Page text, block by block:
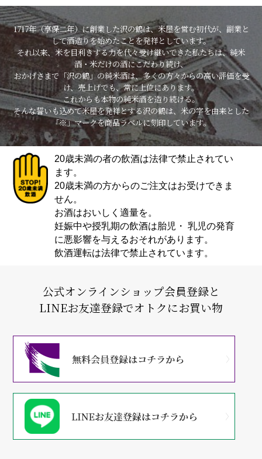
1717年（享保二年）に創業した沢の鶴は、米屋を営む初代が、副業と
して酒造りを始めたことを発祥としています。
それ以来、米を目利きする力を代々受け継いできた私たちは、純米
酒・米だけの酒にこだわり続け、
おかげさまで「沢の鶴」の純米酒は、多くの方々からの高い評価を受
け、売上げでも、常に上位にあります。
これからも本物の純米酒を造り続ける。
そんな誓いも込めて米屋を発祥とする沢の鶴は、米の字を由来とした
「※」マークを商品ラベルに刻印しています。
20歳未満の者の飲酒は法律で禁止されてい
ます。
20歳未満の方からのご注文はお受けできま
せん。
お酒はおいしく適量を。
妊娠中や授乳期の飲酒は胎児・ 乳児の発育
に悪影響を与えるおそれがあります。
飲酒運転は法律で禁止されています。
公式オンラインショップ会員登録と
LINEお友達登録でオトクにお買い物